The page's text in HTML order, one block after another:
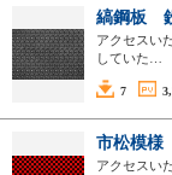
縞鋼板
アクセスい
していた…
7
市松模
アクセスい